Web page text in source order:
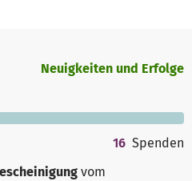
Neuigkeiten und Erfolge
16 Spenden
vom